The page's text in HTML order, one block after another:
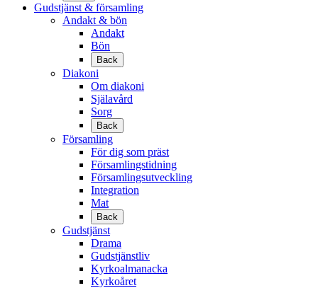
Gudstjänst & församling
Andakt & bön
Andakt
Bön
Back
Diakoni
Om diakoni
Själavård
Sorg
Back
Församling
För dig som präst
Församlingstidning
Församlingsutveckling
Integration
Mat
Back
Gudstjänst
Drama
Gudstjänstliv
Kyrkoalmanacka
Kyrkoåret